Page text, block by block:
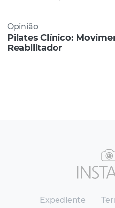
Opinião
Pilates Clínico:
Reabilitador
Expediente